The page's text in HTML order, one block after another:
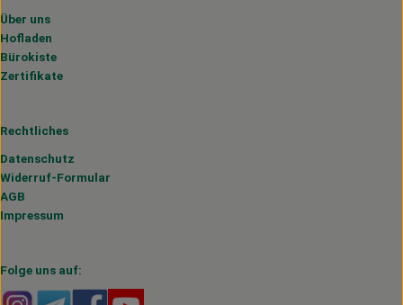
Über uns
Hofladen
Bürokiste
Zertifikate
Rechtliches
Datenschutz
Widerruf-Formular
AGB
Impressum
Folge uns auf:
Externer Link zu https://www.instagram.com/
Externer Link zu https://t.me/s/hofmahlitzsch
Externer Link zu https://www.facebook.com/